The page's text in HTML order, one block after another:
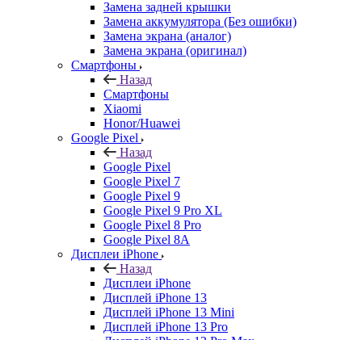
Замена задней крышки
Замена аккумулятора (Без ошибки)
Замена экрана (аналог)
Замена экрана (оригинал)
Смартфоны
Назад
Смартфоны
Xiaomi
Honor/Huawei
Google Pixel
Назад
Google Pixel
Google Pixel 7
Google Pixel 9
Google Pixel 9 Pro XL
Google Pixel 8 Pro
Google Pixel 8A
Дисплеи iPhone
Назад
Дисплеи iPhone
Дисплей iPhone 13
Дисплей iPhone 13 Mini
Дисплей iPhone 13 Pro